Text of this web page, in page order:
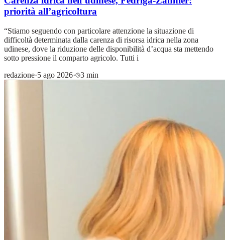
priorità all’agricoltura
“Stiamo seguendo con particolare attenzione la situazione di
difficoltà determinata dalla carenza di risorsa idrica nella zona
udinese, dove la riduzione delle disponibilità d’acqua sta mettendo
sotto pressione il comparto agricolo. Tutti i
redazione·5 ago 2026· 3 min